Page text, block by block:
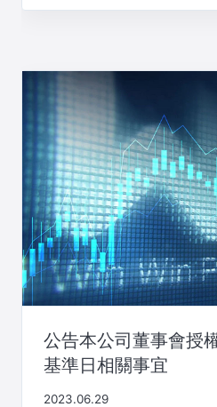
公告本公司董事會授
基準日相關事宜
2023.06.29